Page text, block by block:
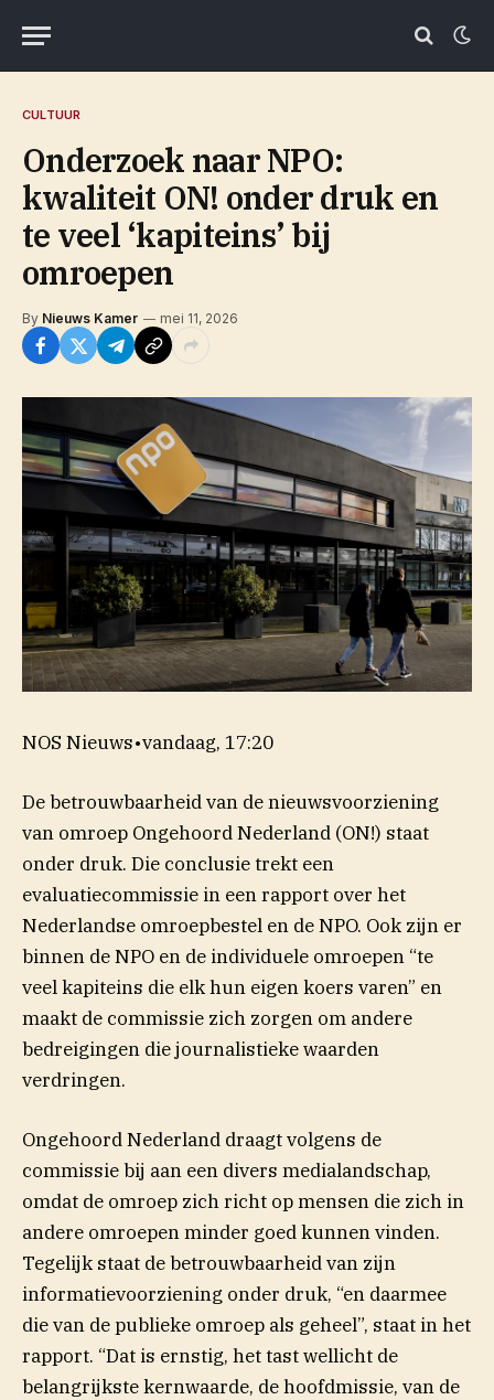
CULTUUR
Onderzoek naar NPO:
kwaliteit ON! onder druk en
te veel ‘kapiteins’ bij
omroepen
By Nieuws Kamer mei 11, 2026
NOS Nieuws•vandaag, 17:20
De betrouwbaarheid van de nieuwsvoorziening
van omroep Ongehoord Nederland (ON!) staat
onder druk. Die conclusie trekt een
evaluatiecommissie in een rapport over het
Nederlandse omroepbestel en de NPO. Ook zijn er
binnen de NPO en de individuele omroepen “te
veel kapiteins die elk hun eigen koers varen” en
maakt de commissie zich zorgen om andere
bedreigingen die journalistieke waarden
verdringen.
Ongehoord Nederland draagt volgens de
commissie bij aan een divers medialandschap,
omdat de omroep zich richt op mensen die zich in
andere omroepen minder goed kunnen vinden.
Tegelijk staat de betrouwbaarheid van zijn
informatievoorziening onder druk, “en daarmee
die van de publieke omroep als geheel”, staat in het
rapport. “Dat is ernstig, het tast wellicht de
belangrijkste kernwaarde, de hoofdmissie, van de